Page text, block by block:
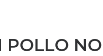
POLLO